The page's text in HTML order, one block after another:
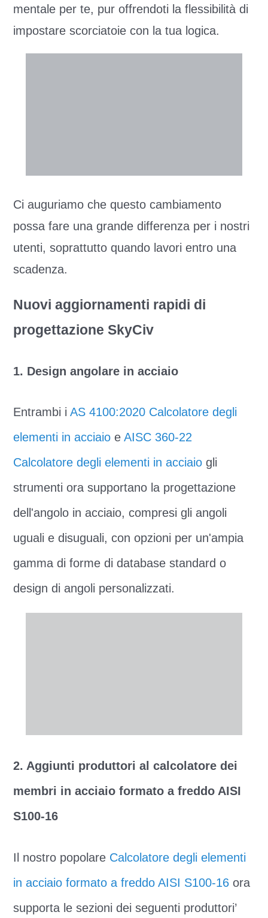
mentale per te, pur offrendoti la flessibilità di
impostare scorciatoie con la tua logica.
Ci auguriamo che questo cambiamento
possa fare una grande differenza per i nostri
utenti, soprattutto quando lavori entro una
scadenza.
Nuovi aggiornamenti rapidi di
progettazione SkyCiv
1. Design angolare in acciaio
Entrambi iAS 4100:2020 Calcolatore degli
elementi in acciaio e AISC 360-22
Calcolatore degli elementi in acciaio gli
strumenti ora supportano la progettazione
dell'angolo in acciaio, compresi gli angoli
uguali e disuguali, con opzioni per un'ampia
gamma di forme di database standard o
design di angoli personalizzati.
2. Aggiunti produttori al calcolatore dei
membri in acciaio formato a freddo AISI
S100-16
Il nostro popolare Calcolatore degli elementi
in acciaio formato a freddo AISI S100-16 ora
supporta le sezioni dei seguenti produttori’